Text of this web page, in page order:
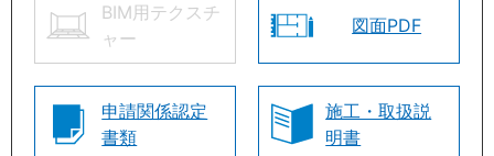
BIM用テクスチ
ャー
図面PDF
申請関係認定
書類
施工・取扱説
明書